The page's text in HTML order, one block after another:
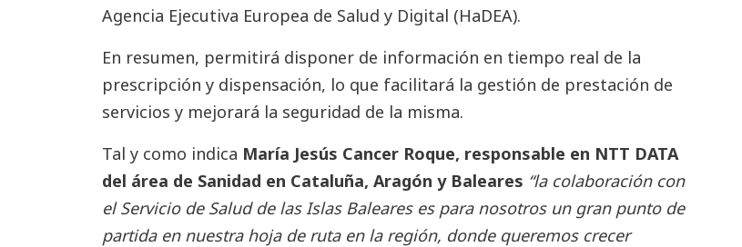
Agencia Ejecutiva Europea de Salud y Digital (HaDEA).
En resumen, permitirá disponer de información en tiempo real de la
prescripción y dispensación, lo que facilitará la gestión de prestación de
servicios y mejorará la seguridad de la misma.
Tal y como indica María Jesús Cancer Roque, responsable en NTT DATA
del área de Sanidad en Cataluña, Aragón y Baleares “la colaboración con
el Servicio de Salud de las Islas Baleares es para nosotros un gran punto de
partida en nuestra hoja de ruta en la región, donde queremos crecer